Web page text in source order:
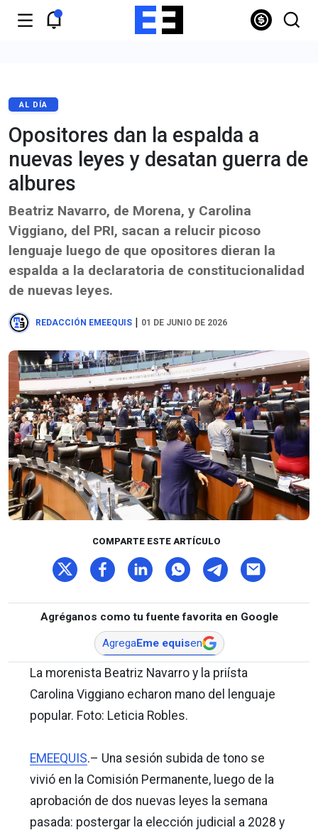
AL DÍA
Opositores dan la espalda a
nuevas leyes y desatan guerra de
albures
Beatriz Navarro, de Morena, y Carolina
Viggiano, del PRI, sacan a relucir picoso
lenguaje luego de que opositores dieran la
espalda a la declaratoria de constitucionalidad
de nuevas leyes.
REDACCIÓN EMEEQUIS | 01 DE JUNIO DE 2026
COMPARTE ESTE ARTÍCULO
Agréganos como tu fuente favorita en Google
AgregaEme equisen
La morenista Beatriz Navarro y la priísta
Carolina Viggiano echaron mano del lenguaje
popular. Foto: Leticia Robles.
EMEEQUIS.– Una sesión subida de tono se
vivió en la Comisión Permanente, luego de la
aprobación de dos nuevas leyes la semana
pasada: postergar la elección judicial a 2028 y